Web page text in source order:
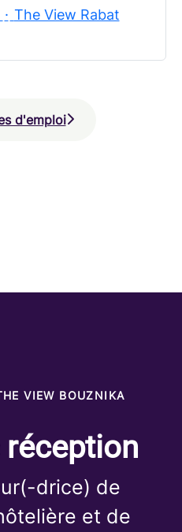
· The View Rabat
d'emploi
VIEW BOUZNIKA
réception
drice) de
et de